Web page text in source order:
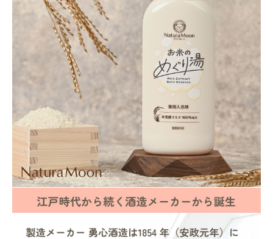
カテゴリーから探す
美容・コスメ・香水
フェムケア
インナー・下着・ナイトウェア
キッズ・ベビー・マタニティ
キッチン用品